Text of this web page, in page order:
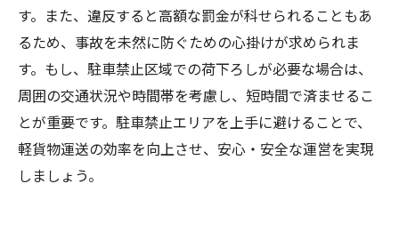
す。また、違反すると高額な罰金が科せられることもあ
るため、事故を未然に防ぐための心掛けが求められま
す。もし、駐車禁止区域での荷下ろしが必要な場合は、
周囲の交通状況や時間帯を考慮し、短時間で済ませるこ
とが重要です。駐車禁止エリアを上手に避けることで、
軽貨物運送の効率を向上させ、安心・安全な運営を実現
しましょう。